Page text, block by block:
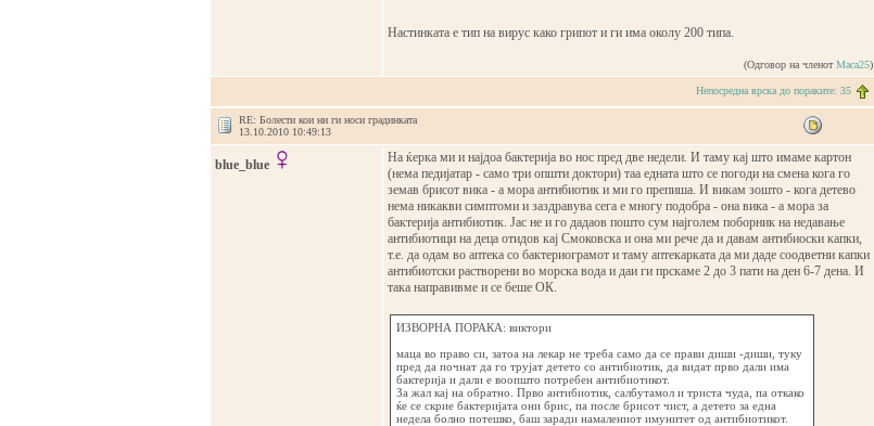
Настинката е тип на вирус како грипот и ги има околу 200 типа.
(Одговор на членотMaca25)
Непосредна врска до пораките: 35
RE: Болести кои ни ги носи градинката
13.10.2010 10:49:13
blue_blue
На ќерка ми и најдоа бактерија во нос пред две недели. И таму кај што имаме картон
(нема педијатар - само три општи доктори) таа едната што се погоди на смена кога го
земав брисот вика - а мора антибиотик и ми го препиша. И викам зошто - кога детево
нема никакви симптоми и заздравува сега е многу подобра - она вика - а мора за
бактерија антибиотик. Јас не и го дадаов пошто сум најголем поборник на недавање
антибиотици на деца отидов кај Смоковска и она ми рече да и давам антибиоски капки,
т.е. да одам во аптека со бактериограмот и таму аптекарката да ми даде соодветни капки
антибиотски растворени во морска вода и даи ги прскаме 2 до 3 пати на ден 6-7 дена. И
така направивме и се беше ОК.
ИЗВОРНА ПОРАКА: виктори
маца во право си, затоа на лекар не треба само да се прави диши -диши, туку
пред да почнат да го трујат детето со антибиотик, да видат прво дали има
бактерија и дали е воопшто потребен антибиотикот.
За жал кај на обратно. Прво антибиотик, салбутамол и триста чуда, па откако
ќе се скрие бактеријата они брис, па после брисот чист, а детето за една
недела болно потешко, баш заради намалениот имунитет од антибиотикот.